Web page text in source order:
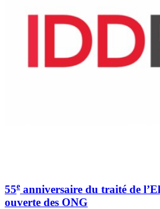
55e anniversaire du traité de
ouverte des ONG